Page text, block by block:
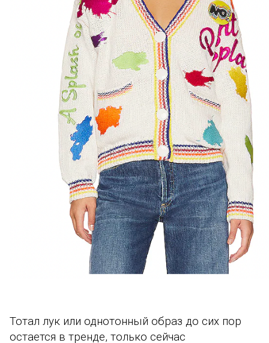
Тотал лук или однотонный образ до сих пор
остается в тренде, только сейчас